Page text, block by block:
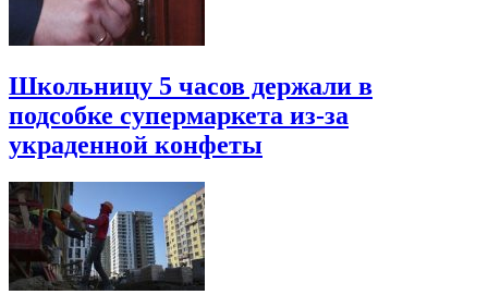
Школьницу 5 часов держали в
подсобке супермаркета из-за
украденной конфеты